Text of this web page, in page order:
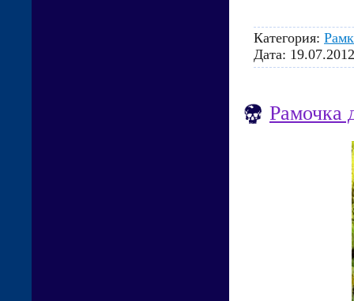
Категория:
Дата: 19.07.2012
Рамочка